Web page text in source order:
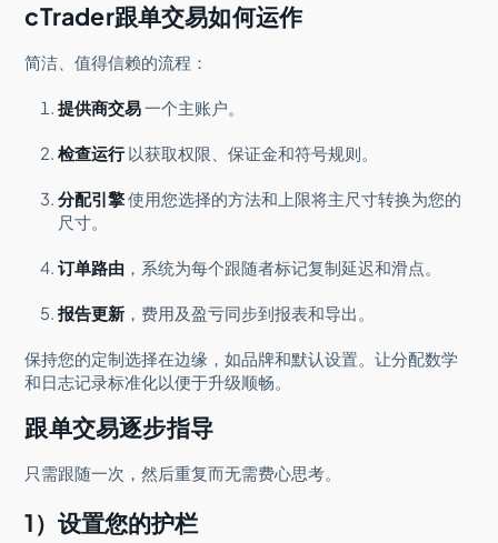
cTrader跟单交易如何运作
简洁、值得信赖的流程：
提供商交易一个主账户。
检查运行以获取权限、保证金和符号规则。
分配引擎使用您选择的方法和上限将主尺寸转换为您的
尺寸。
订单路由 ，系统为每个跟随者标记复制延迟和滑点。
报告更新 ，费用及盈亏同步到报表和导出。
保持您的定制选择在边缘，如品牌和默认设置。让分配数学
和日志记录标准化以便于升级顺畅。
跟单交易逐步指导
只需跟随一次，然后重复而无需费心思考。
1）设置您的护栏